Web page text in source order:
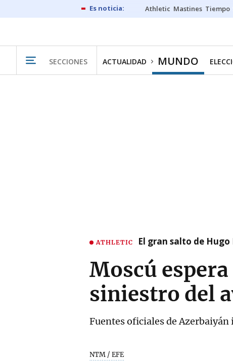
Athletic Mastines Tiempo
SECCIONES ACTUALIDAD MUNDO
ATHLETIC El gran salto de Hugo
Moscú
siniestro del
Fuentes oficiales de
NTM / EFE